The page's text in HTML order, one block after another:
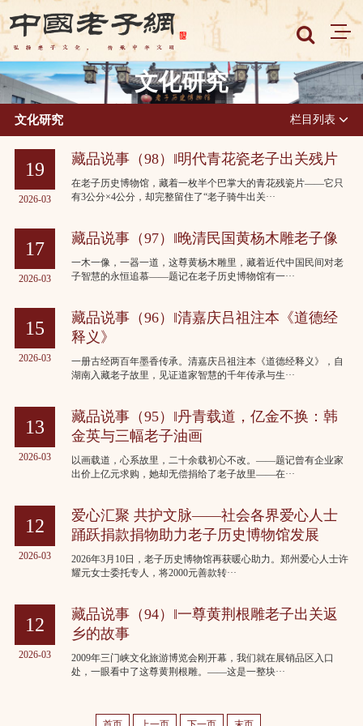
文化研究
文化研究 栏目列表
19
2026-03
藏品说事（98）‖明代青花瓷老子出关残片
在老子历史博物馆，藏着一枚半个巴掌大的青花残瓷片——它只
有3公分×4公分，却完整留住了“老子骑牛出关···
17
2026-03
藏品说事（97）‖晚清民国黄杨木雕老子像
一木一像，一器一道，这尊黄杨木雕里，藏着近代中国民间对老
子智慧的永恒追慕——题记在老子历史博物馆有一···
15
2026-03
藏品说事（96）‖清嘉庆吕祖注本《道德经
释义》
一册古经两百年墨香传承。清嘉庆吕祖注本《道德经释义》，自
湖南入藏老子故里，见证道家智慧的千年传承与生···
13
2026-03
藏品说事（95）‖丹青载道，亿金不换：韩
金英与三幅老子油画
以画载道，心系故里，二十余载初心不改。——题记曾有企业家
出价上亿元求购，她却无偿捐给了老子故里——在···
12
2026-03
爱心汇聚 共护文脉——社会各界爱心人士
踊跃捐款捐物助力老子历史博物馆发展
2026年3月10日，老子历史博物馆再获暖心助力。郑州爱心人士许
耀元女士委托专人，将2000元善款转···
12
2026-03
藏品说事（94）‖一尊黄荆根雕老子出关返
乡的故事
2009年三门峡文化旅游博览会刚开幕，我们就在展销品区入口
处，一眼看中了这尊黄荆根雕。——这是一整块···